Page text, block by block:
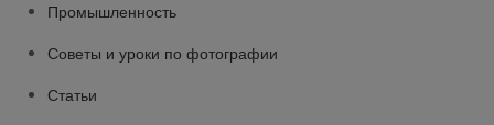
Промышленность
Советы и уроки по фотографии
Статьи